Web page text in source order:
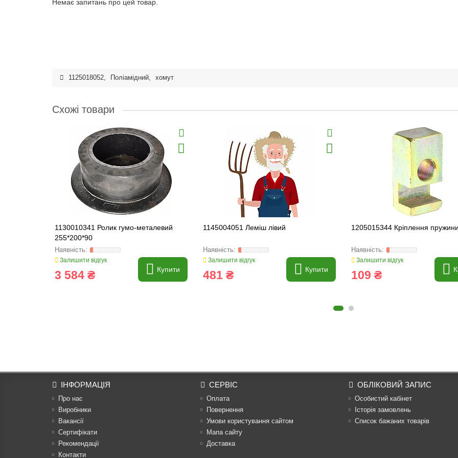
Немає запитань про цей товар.
1125018052, Поліамідний, хомут
Схожі товари
1130010341 Ролик гумо-металевий
255*200*90
Залишити відгук
3 584 ₴ Купити
1145004051 Леміш лівий
Залишити відгук
481 ₴ Купити
1205015344 Кріплення пружини
Залишити відгук
109 ₴
ІНФОРМАЦІЯ
Про нас
Виробники
Вакансії
Сертифікати
Рекомендації
Контакти
СЕРВІС
Оплата
Повернення
Умови користування сайтом
Мапа сайту
Доставка
ОБЛІКОВИЙ ЗАПИС
Особистий кабінет
Історія замовлень
Список бажаних товарів